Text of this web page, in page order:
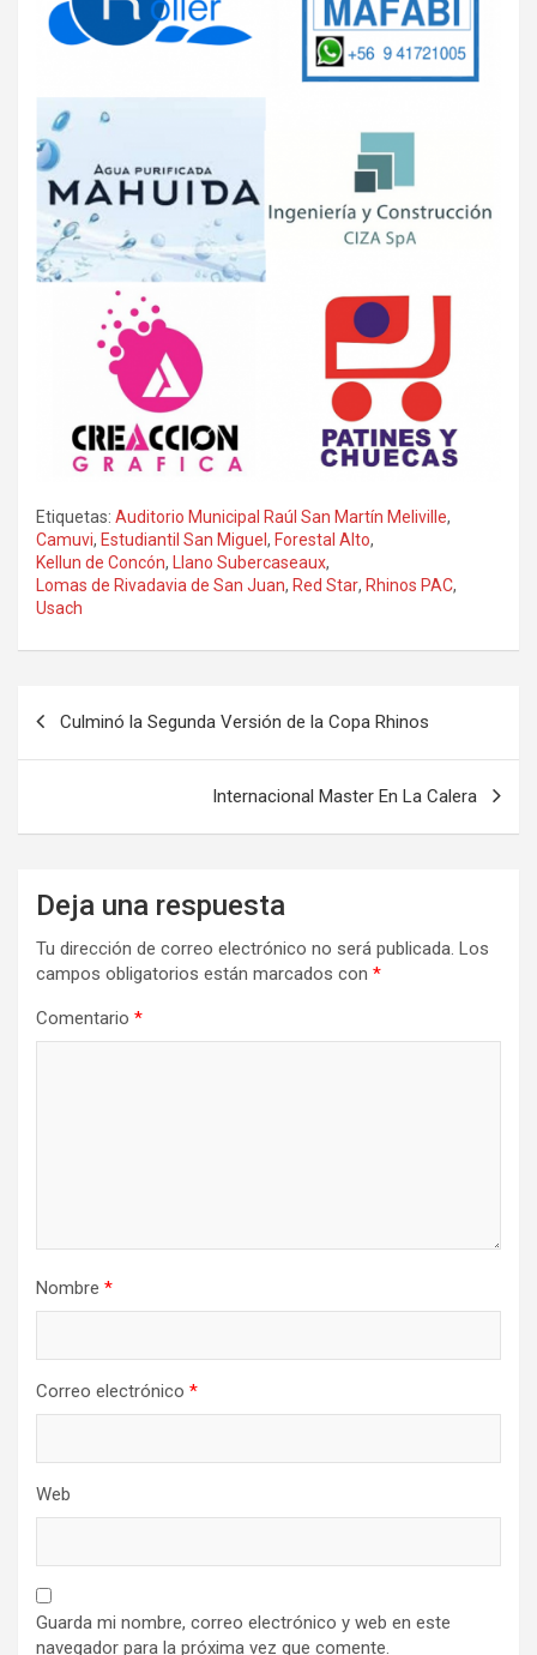
Etiquetas: Auditorio Municipal Raúl San Martín Meliville,
Camuvi, Estudiantil San Miguel , Forestal Alto,
Kellun de Concón, Llano Subercaseaux,
Lomas de Rivadavia de San Juan, Red Star, Rhinos PAC,
Usach
Culminó la Segunda Versión de la Copa Rhinos
Internacional Master En La Calera
Deja una respuesta
Tu dirección de correo electrónico no será publicada. Los
campos obligatorios están marcados con *
Comentario *
Nombre *
Correo electrónico *
Web
Guarda mi nombre, correo electrónico y web en este
navegador para la próxima vez que comente.